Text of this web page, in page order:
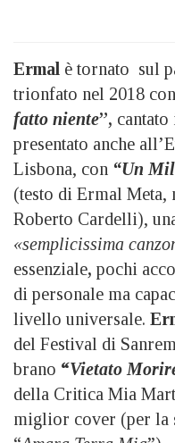
Ermal è tornato sul
trionfato nel 2018
fatto niente”,
presentato anche
Lisbona, con “Un
(testo di Ermal Meta,
Roberto Cardelli),
«semplicissima
essenziale, pochi
di personale ma
livello universale.
del Festival di
brano “Vietato
della Critica Mia
miglior cover (per la